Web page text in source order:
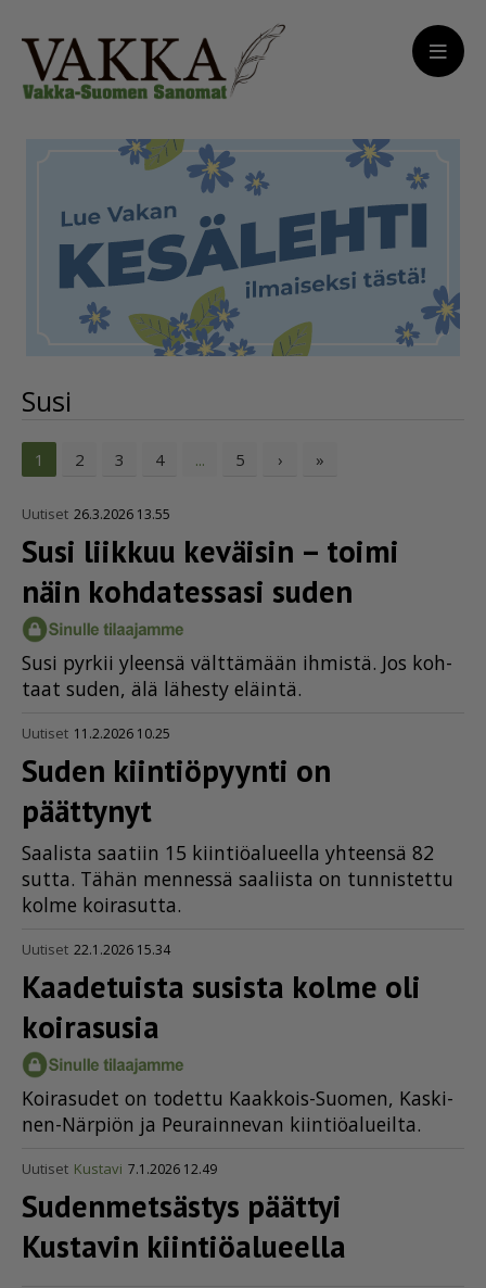
Susi
1 2 3 4 ... 5 › »
Uutiset 26.3.2026 13.55
Susi liikkuu keväisin – toimi
näin kohdatessasi suden
Susi pyr­kii yleen­sä vält­tä­mään ih­mis­tä. Jos koh­
taat su­den, älä lä­hes­ty eläin­tä.
Uutiset 11.2.2026 10.25
Suden kiintiöpyynti on
päättynyt
Saa­lis­ta saa­tiin 15 kiin­ti­öa­lu­eel­la yh­teen­sä 82
sut­ta. Tä­hän men­nes­sä saa­liis­ta on tun­nis­tet­tu
kol­me koi­ra­sut­ta.
Uutiset 22.1.2026 15.34
Kaadetuista susista kolme oli
koirasusia
Koi­ra­su­det on to­det­tu Kaak­kois-Suo­men, Kas­ki­
nen-När­pi­ön ja Peu­rain­ne­van kiin­ti­öa­lu­eil­ta.
Uutiset Kustavi 7.1.2026 12.49
Sudenmetsästys päättyi
Kustavin kiinti­öa­lu­eella